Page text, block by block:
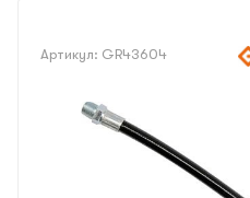
Артикул: GR43604